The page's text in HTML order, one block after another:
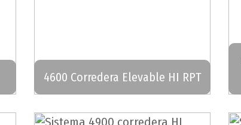
4600 Corredera Elevable HI RPT